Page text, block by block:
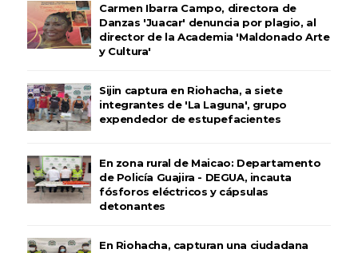
Carmen Ibarra Campo, directora de
Danzas 'Juacar' denuncia por plagio, al
director de la Academia 'Maldonado Arte
y Cultura'
Sijin captura en Riohacha, a siete
integrantes de 'La Laguna', grupo
expendedor de estupefacientes
En zona rural de Maicao: Departamento
de Policía Guajira - DEGUA, incauta
fósforos eléctricos y cápsulas
detonantes
En Riohacha, capturan una ciudadana